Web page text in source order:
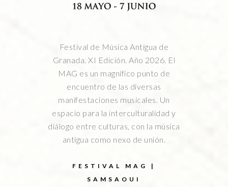
Festival de Música Antigua de
Granada. XI Edición. Año 2026. El
MAG es un magnífico punto de
encuentro de las diversas
manifestaciones musicales. Un
espacio para la interculturalidad y
diálogo entre culturas, con la música
antigua como nexo de unión.
FESTIVAL MAG |
SAMSAOUI